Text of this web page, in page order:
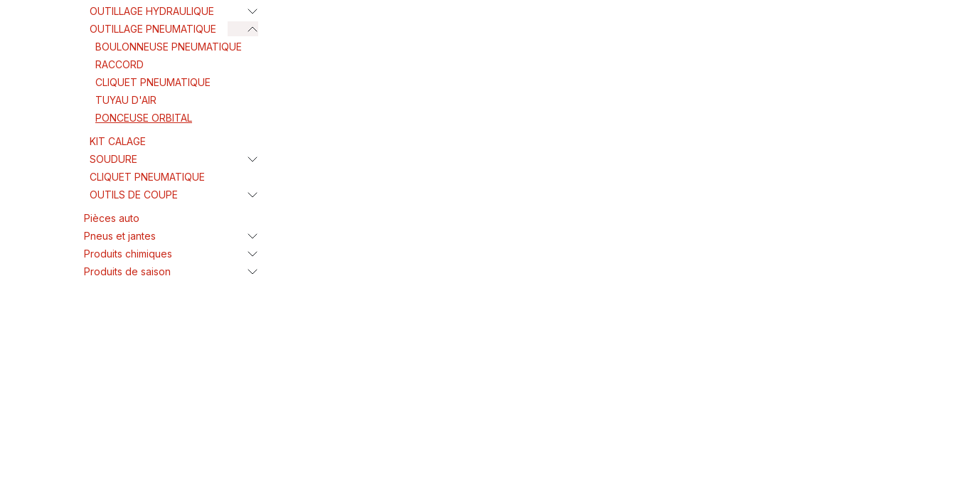
OUTILLAGE HYDRAULIQUE
OUTILLAGE PNEUMATIQUE
BOULONNEUSE PNEUMATIQUE
RACCORD
CLIQUET PNEUMATIQUE
TUYAU D'AIR
PONCEUSE ORBITAL
KIT CALAGE
SOUDURE
CLIQUET PNEUMATIQUE
OUTILS DE COUPE
Pièces auto
Pneus et jantes
Produits chimiques
Produits de saison